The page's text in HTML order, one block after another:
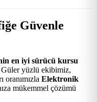
Güvenle
en iyi sürücü kursu
Güler yüzlü ekibimiz,
oranımızla Elektronik
mükemmel çözümü